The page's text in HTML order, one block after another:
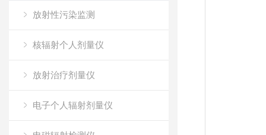
放射性污染监测
核辐射个人剂量仪
放射治疗剂量仪
电子个人辐射剂量仪